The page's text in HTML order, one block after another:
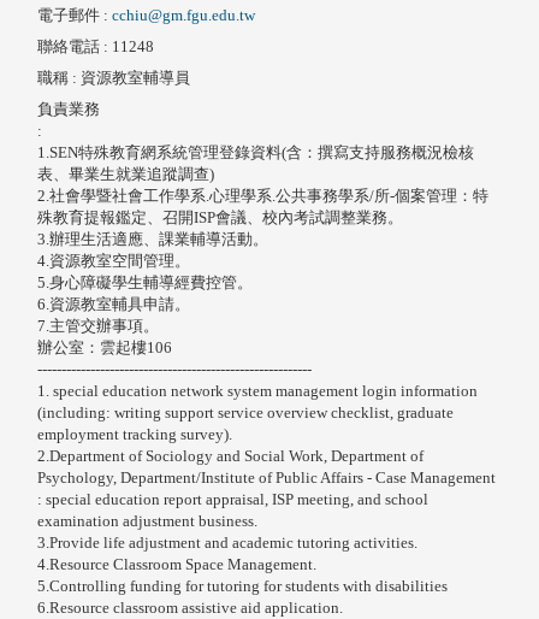
電子郵件 : cchiu@gm.fgu.edu.tw
聯絡電話 : 11248
職稱 : 資源教室輔導員
負責業務
:
1.SEN特殊教育網系統管理登錄資料(含：撰寫支持服務概況檢核
表、畢業生就業追蹤調查)
2.社會學暨社會工作學系.心理學系.公共事務學系/所-個案管理：特
殊教育提報鑑定、召開ISP會議、校內考試調整業務。
3.辦理生活適應、課業輔導活動。
4.資源教室空間管理。
5.身心障礙學生輔導經費控管。
6.資源教室輔具申請。
7.主管交辦事項。
辦公室：雲起樓106
---------------------------------------------------------
1. special education network system management login information
(including: writing support service overview checklist, graduate
employment tracking survey).
2.Department of Sociology and Social Work, Department of
Psychology, Department/Institute of Public Affairs - Case Management
: special education report appraisal, ISP meeting, and school
examination adjustment business.
3.Provide life adjustment and academic tutoring activities.
4.Resource Classroom Space Management.
5.Controlling funding for tutoring for students with disabilities
6.Resource classroom assistive aid application.